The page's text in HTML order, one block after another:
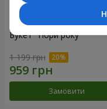
Букет "Пори року"
1 199 грн
Замовити